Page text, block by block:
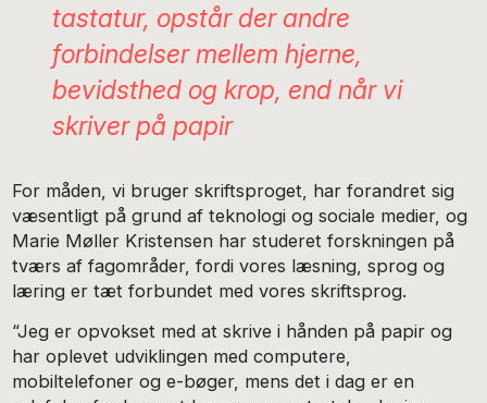
tastatur, opstår der andre
forbindelser mellem hjerne,
bevidsthed og krop, end når vi
skriver på papir
For måden, vi bruger skriftsproget, har forandret sig
væsentligt på grund af teknologi og sociale medier, og
Marie Møller Kristensen har studeret forskningen på
tværs af fagområder, fordi vores læsning, sprog og
læring er tæt forbundet med vores skriftsprog.
“Jeg er opvokset med at skrive i hånden på papir og
har oplevet udviklingen med computere,
mobiltelefoner og e-bøger, mens det i dag er en